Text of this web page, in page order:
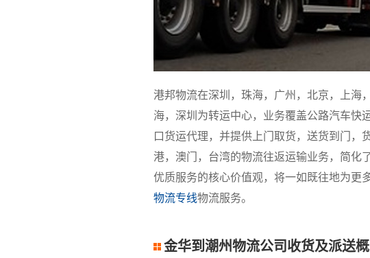
港邦物流在深圳，珠海，广州，北京，上海
海，深圳为转运中心，业务覆盖公路汽车快
口货运代理，并提供上门取货，送货到门，
港，澳门，台湾的物流往返运输业务，简化
优质服务的核心价值观，将一如既往地为更
物流专线物流服务。
金华到潮州物流公司收货及派送概